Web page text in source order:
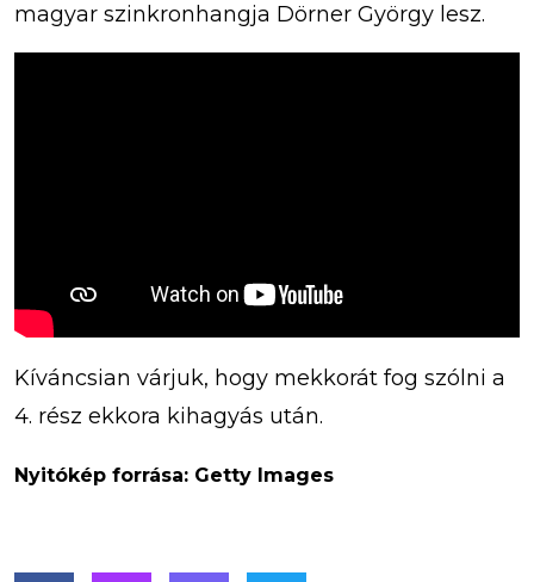
magyar szinkronhangja Dörner György lesz.
Kíváncsian várjuk, hogy mekkorát fog szólni a
4. rész ekkora kihagyás után.
Nyitókép forrása: Getty Images